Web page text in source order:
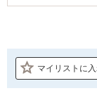
マイリストに